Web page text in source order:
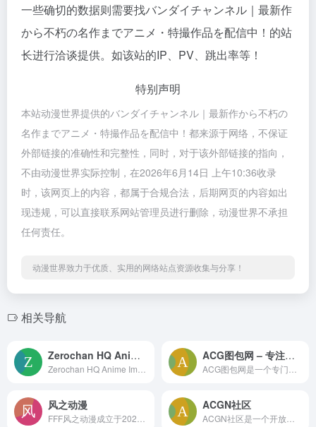
一些确切的数据则需要找バンダイチャンネル｜最新作
から不朽の名作までアニメ・特撮作品を配信中！的站
长进行洽谈提供。如该站的IP、PV、跳出率等！
特别声明
本站动漫世界提供的バンダイチャンネル｜最新作から不朽の
名作までアニメ・特撮作品を配信中！都来源于网络，不保证
外部链接的准确性和完整性，同时，对于该外部链接的指向，
不由动漫世界实际控制，在2026年6月14日 上午10:36收录
时，该网页上的内容，都属于合规合法，后期网页的内容如出
现违规，可以直接联系网站管理员进行删除，动漫世界不承担
任何责任。
动漫世界致力于优质、实用的网络站点资源收集与分享！
相关导航
Zerochan HQ Anime Imageboard ACG图包网 – 专注收集ACG图包
风之动漫 ACGN社区